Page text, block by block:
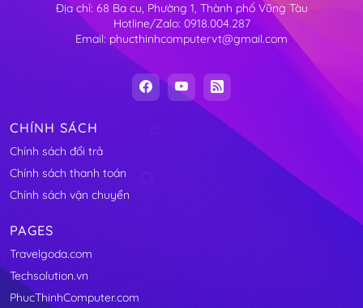
Địa chỉ: 68 Ba cu, Phường 1, Thành phố Vũng Tàu
Hotline/Zalo: 0918.004.287
Email: phucthinhcomputervt@gmail.com
CHÍNH SÁCH
Chính sách đổi trả
Chính sách thanh toán
Chính sách vận chuyển
PAGES
Travelgoda.com
Techsolution.vn
PhucThinhComputer.com